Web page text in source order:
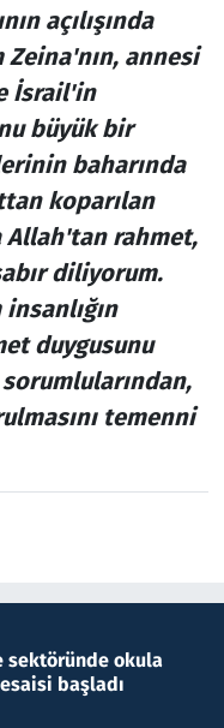
açılışında
annesi
İsrail'in
büyük bir
baharında
koparılan
Allah'tan rahmet,
diliyorum.
duygusunu
temenni
sektöründe okula
başladı